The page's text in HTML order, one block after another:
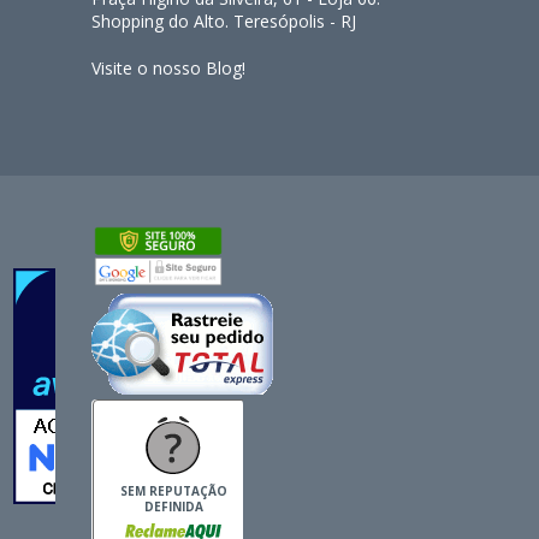
Shopping do Alto. Teresópolis - RJ
Visite o nosso Blog!
SEM REPUTAÇÃO
DEFINIDA